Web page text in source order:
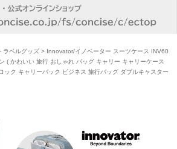
ラベルグッズ> Innovator/イノベーター スーツケース INV60
( かわいい 旅行 おしゃれ バッグ キャリー キャリーケース
ック キャリーバック ビジネス 旅行バッグ ダブルキャスター